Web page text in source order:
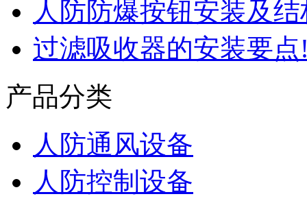
人防防爆按钮安装及
过滤吸收器的安装要点
产品分类
人防通风设备
人防控制设备